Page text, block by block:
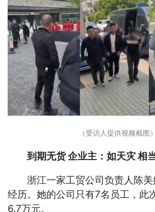
（受访人提供视频截图）
到期无货 企业主：如天灾 相
浙江一家工贸公司负责人陈美
经历。她的公司只有7名员工，此
6.7万元。